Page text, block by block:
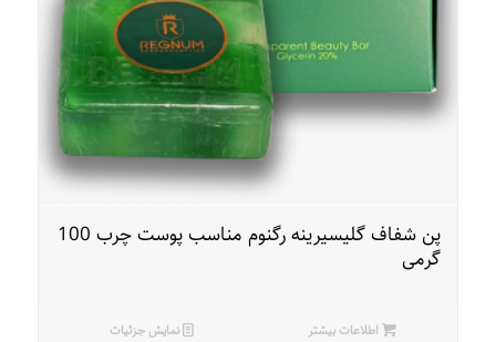
پن شفاف گلیسیرینه رگنوم مناسب پوست چرب 100
گرمی
اطلاعات بیشتر نمایش جزئیات